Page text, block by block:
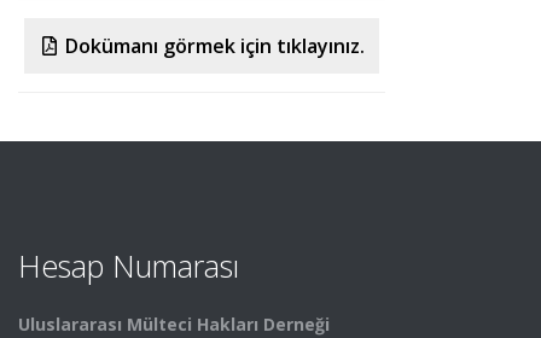
Dokümanı görmek için tıklayınız.
Hesap Numarası
Uluslararası Mülteci Hakları Derneği
Kitap ve film